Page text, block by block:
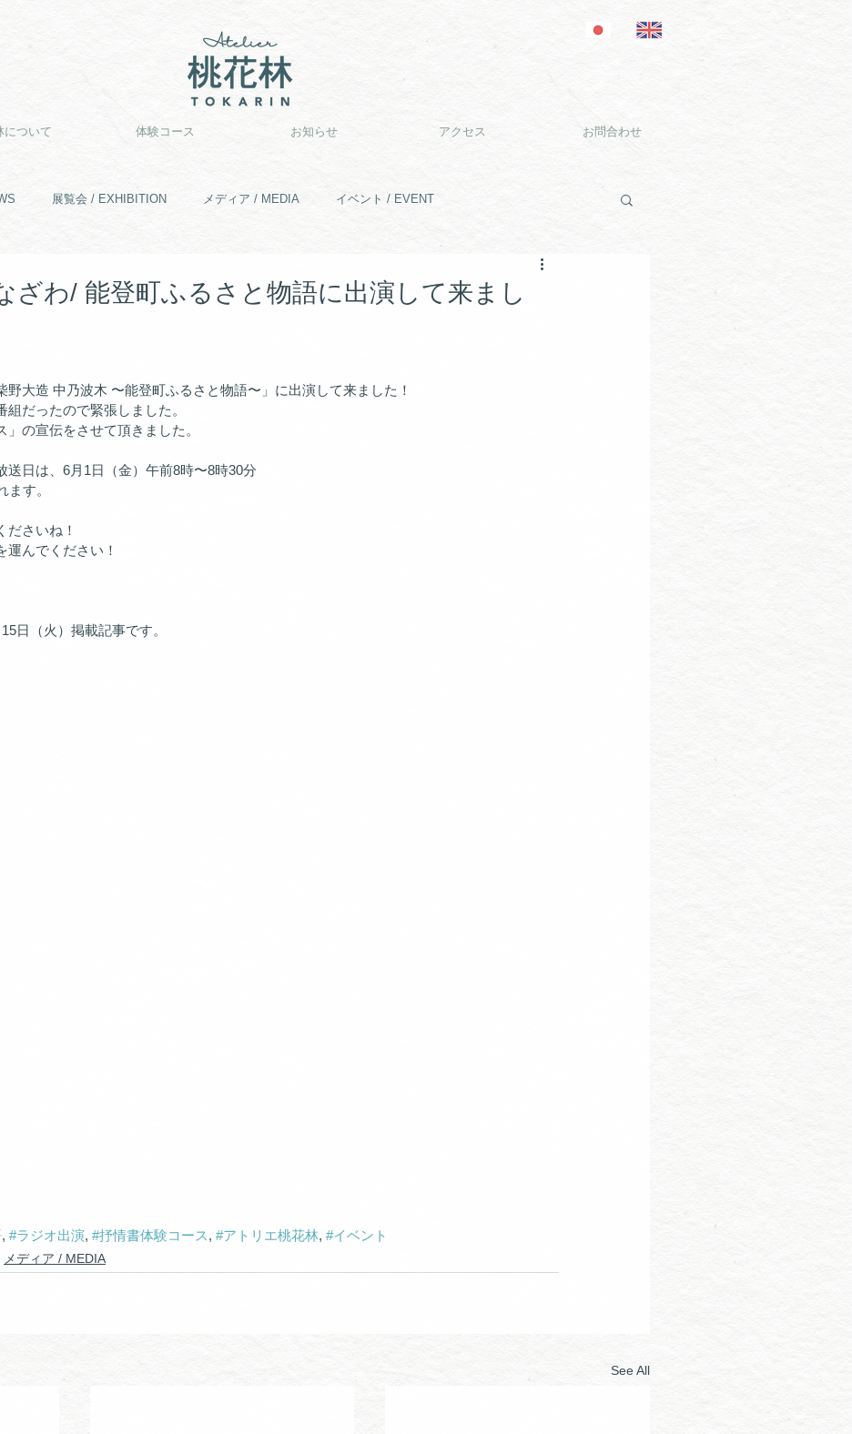
について 体験コース お知らせ アクセス お問合わせ
展覧会 / EXHIBITION メディア / MEDIA イベント / EVENT
ざわ/ 能登町ふるさと物語に出演して来まし
野大造 中乃波木 〜能登町ふるさと物語〜」に出演して来ました！
組だったので緊張しました。
」の宣伝をさせて頂きました。
送日は、6月1日（金）午前8時〜8時30分
ます。
ださいね！
運んでください！
日（火）掲載記事です。
, #ラジオ出演, #抒情書体験コース, #アトリエ桃花林, #イベント
メディア / MEDIA
See All